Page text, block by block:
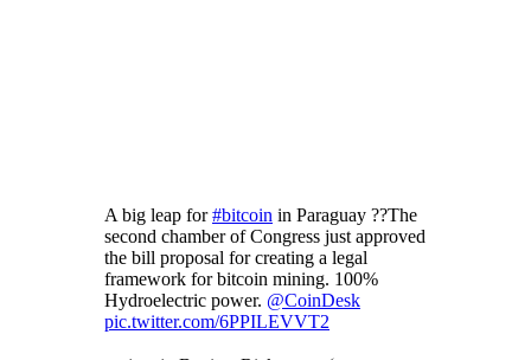
A big leap for#bitcoin in Paraguay ??The
second chamber of Congress just approved
the bill proposal for creating a legal
framework for bitcoin mining. 100%
Hydroelectric power. @CoinDesk
pic.twitter.com/6PPILEVVT2